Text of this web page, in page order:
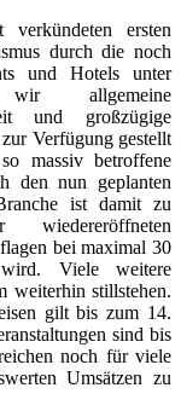
ersten
durch die noch
und Hotels unter
allgemeine
und großzügige
Verfügung gestellt
massiv betroffene
den nun geplanten
ist damit zu
bei maximal 30
Viele weitere
weiterhin stillstehen.
gilt bis zum 14.
sind bis
noch für viele
Umsätzen zu